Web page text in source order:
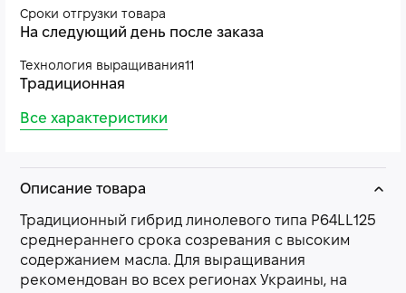
Сроки отгрузки товара
На следующий день после заказа
Технология выращивания11
Традиционная
Все характеристики
Описание товара
Традиционный гибрид линолевого типа P64LL125
среднераннего срока созревания с высоким
содержанием масла. Для выращивания
рекомендован во всех регионах Украины, на